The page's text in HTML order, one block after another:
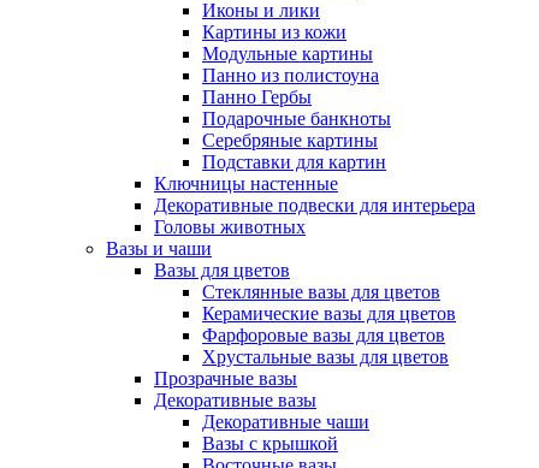
Иконы и лики
Картины из кожи
Модульные картины
Панно из полистоуна
Панно Гербы
Подарочные банкноты
Серебряные картины
Подставки для картин
Ключницы настенные
Декоративные подвески для интерьера
Головы животных
Вазы и чаши
Вазы для цветов
Стеклянные вазы для цветов
Керамические вазы для цветов
Фарфоровые вазы для цветов
Хрустальные вазы для цветов
Прозрачные вазы
Декоративные вазы
Декоративные чаши
Вазы с крышкой